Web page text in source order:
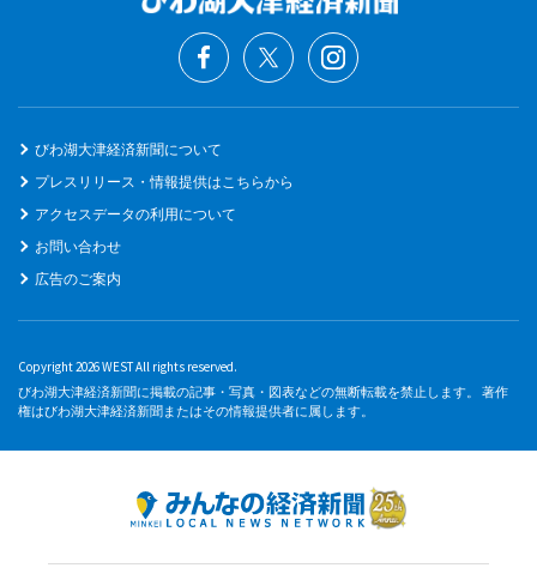
びわ湖大津経済新聞について
プレスリリース・情報提供はこちらから
アクセスデータの利用について
お問い合わせ
広告のご案内
Copyright 2026 WEST All rights reserved.
びわ湖大津経済新聞に掲載の記事・写真・図表などの無断転載を禁止します。 著作
権はびわ湖大津経済新聞またはその情報提供者に属します。